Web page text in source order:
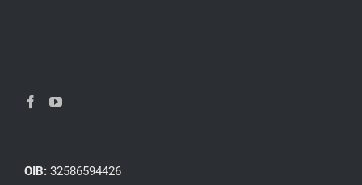
OIB: 32586594426